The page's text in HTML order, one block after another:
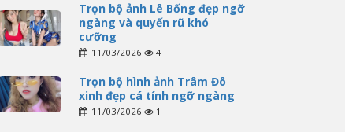
Trọn bộ ảnh Lê Bống đẹp ngỡ
ngàng và quyến rũ khó
cưỡng
11/03/2026 4
Trọn bộ hình ảnh Trâm Đô
xinh đẹp cá tính ngỡ ngàng
11/03/2026 1